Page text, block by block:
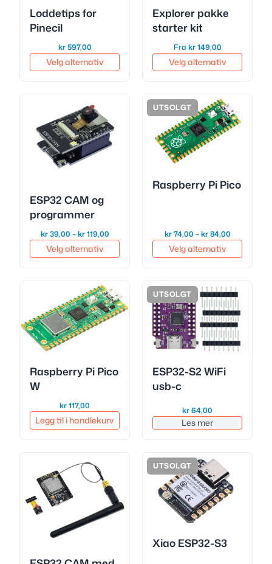
Loddetips for
Pinecil
kr597,00
Velg alternativ
Explorer pakke
starter kit
Fra kr149,00
Velg alternativ
ESP32 CAM og
programmer
kr39,00 – kr119,00Prisområde:
kr 39,00
til
Velg alternativ
UTSOLGT
Raspberry Pi Pico
kr74,00 – kr84,00
kr 74,00
til
Velg alternativ
Raspberry Pi Pico
W
kr117,00
Legg til i handlekurv
UTSOLGT
ESP32-S2 WiFi
usb-c
kr64,00
Les mer
UTSOLGT
Xiao ESP32-S3